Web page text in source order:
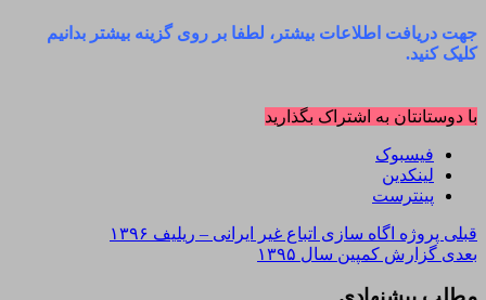
جهت دریافت اطلاعات بیشتر، لطفا بر روی گزینه بیشتر بدانیم
کلیک کنید.
با دوستانتان به اشتراک بگذارید
فیسبوک
لینکدین
پینترست
قبلی پروژه اگاه سازی اتباع غیر ایرانی – ریلیف ۱۳۹۶
بعدی گزارش کمپین سال ۱۳۹۵